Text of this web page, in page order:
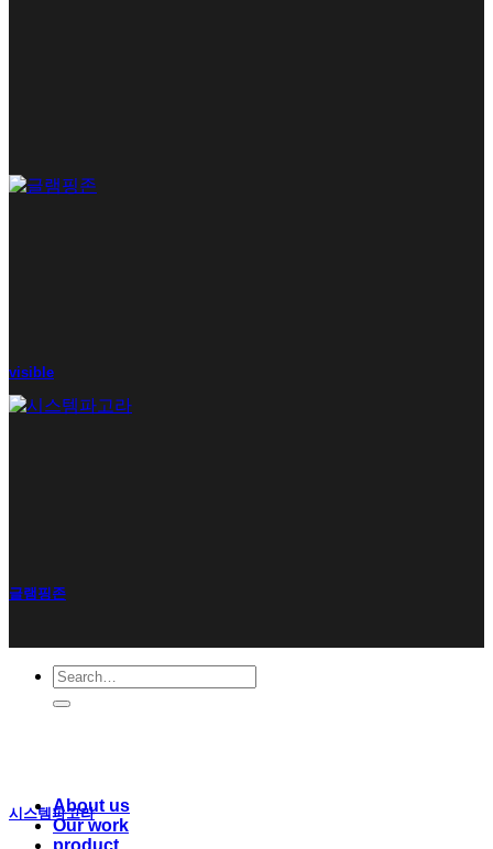
visible
글램핑존
시스템파고라
Search
for:
About us
Our work
product